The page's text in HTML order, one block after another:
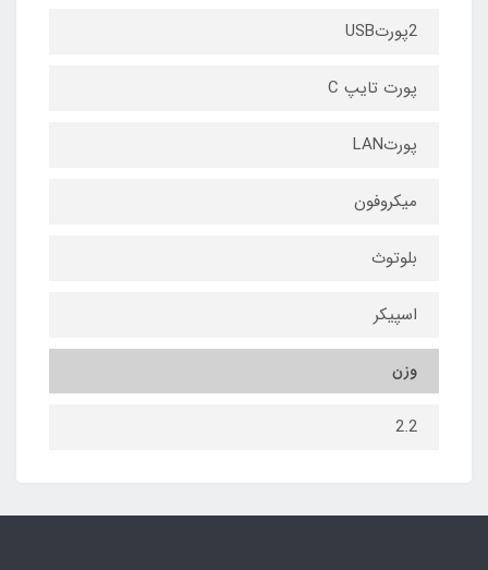
2پورتUSB
پورت تایپ C
پورتLAN
میکروفون
بلوتوث
اسپیکر
وزن
2.2